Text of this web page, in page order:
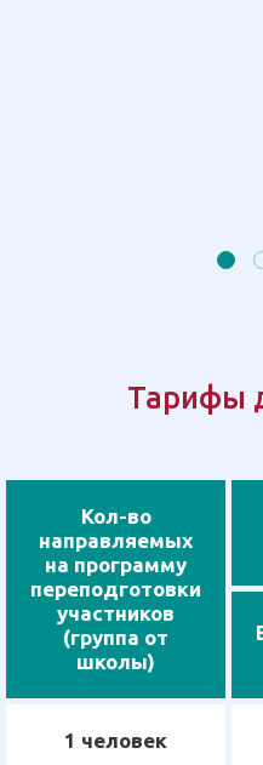
Тарифы
Кол-во
направляемых
на программу
переподготовки
участников
(группа от
школы)
1 человек